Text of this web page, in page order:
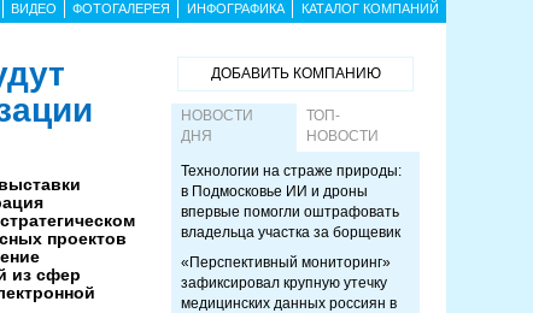
ВИДЕО ФОТОГАЛЕРЕЯ ИНФОГРАФИКА КАТАЛОГ КОМПАНИЙ
проектов
из сфер
ДОБАВИТЬ КОМПАНИЮ
НОВОСТИ
ДНЯ
ТОП-
НОВОСТИ
Технологии на страже природы:
в Подмосковье ИИ и дроны
впервые помогли оштрафовать
владельца участка за борщевик
«Перспективный мониторинг»
зафиксировал крупную утечку
медицинских данных россиян в